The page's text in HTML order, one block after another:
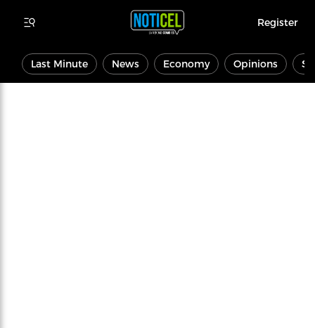
Register
Last Minute News Economy Opinions